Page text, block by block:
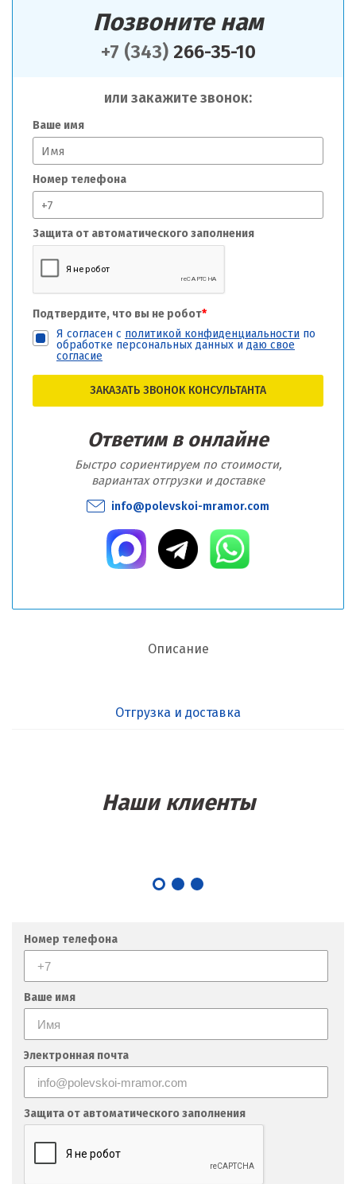
Позвоните нам
+7 (343)266-35-10
или закажите звонок:
Ваше имя
Номер телефона
Защита от автоматического заполнения
Подтвердите, что вы не робот*
Я согласен с политикой конфиденциальности по
обработке персональных данных и даю свое
согласие
ЗАКАЗАТЬ ЗВОНОК КОНСУЛЬТАНТА
Ответим в онлайне
Быстро сориентируем по стоимости,
вариантах отгрузки и доставке
info@polevskoi-mramor.com
Описание
Отгрузка и доставка
Наши клиенты
Номер телефона
Ваше имя
Электронная почта
Защита от автоматического заполнения